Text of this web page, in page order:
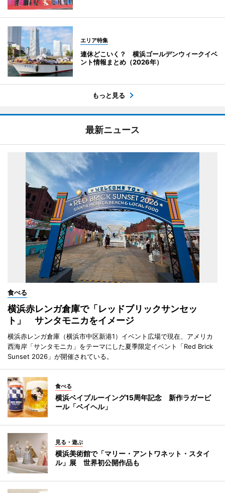
エリア特集
連休どこいく？ 横浜ゴールデンウィークイベ
ント情報まとめ（2026年）
もっと見る
最新ニュース
食べる
横浜赤レンガ倉庫で「レッドブリックサンセッ
ト」 サンタモニカをイメージ
横浜赤レンガ倉庫（横浜市中区新港1）イベント広場で現在、アメリカ
西海岸「サンタモニカ」をテーマにした夏季限定イベント「Red Brick
Sunset 2026」が開催されている。
食べる
横浜ベイブルーイング15周年記念 新作ラガービ
ール「ベイヘル」
見る・遊ぶ
横浜美術館で「マリー・アントワネット・スタイ
ル」展 世界初公開作品も